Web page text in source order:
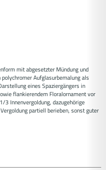
mit abgesetzter Mündung und
Aufglasurbemalung als
eines Spaziergängers in
flankierendem Floralornament vor
3 Innenvergoldung, dazugehörige
partiell berieben, sonst guter